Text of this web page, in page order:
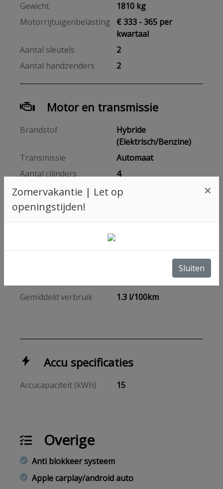
Gewicht
1810 kg
Motorrijtuigenbelasting
€ 333 - 365 per
kwartaal
Aantal sleutels
2
Aantal handzenders
2
Motor en transmissie
Brandstof
Hybride
(Elektrisch/Benzine)
Transmissie
Automaat
Aantal cilinders
4
Cilinderinhoud
1332 cc
Vermogen
Acceleratie (0-100 km/h)
Maximum aantal toeren
5750 RPM
Gemiddeld verbruik
1.3 l/100km
Accu specificaties
Accucapaciteit (kWh) 15
Overige
Anti blokkeer systeem
Apple carplay/android auto
Zomervakantie | Let op
openingstijden!
×
Sluiten